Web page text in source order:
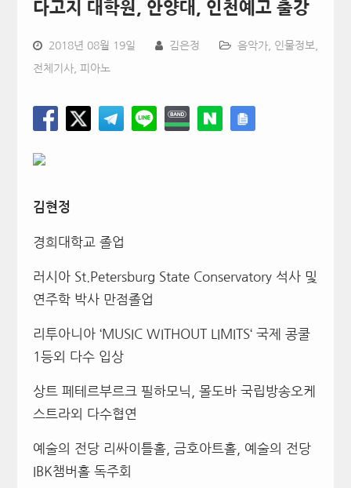
다고지 대학원, 안양대, 인천예고 출강
2018년 08월 19일 김은정 음악가, 인물정보,
전체기사, 피아노
김현정
경희대학교 졸업
러시아 St.Petersburg State Conservatory 석사 및
연주학 박사 만점졸업
리투아니아 ‘MUSIC WITHOUT LIMITS‘ 국제 콩쿨
1등외 다수 입상
상트 페테르부르크 필하모닉, 몰도바 국립방송오케
스트라외 다수협연
예술의 전당 리싸이틀홀, 금호아트홀, 예술의 전당
IBK챔버홀 독주회